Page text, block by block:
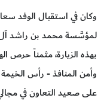
وكان في استقبال الوفد
لمؤسَّسة محمد بن راشد آل
بهذه الزيارة، مثمناً حرص
وأمن المنافذ - رأس
على صعيد التعاون في